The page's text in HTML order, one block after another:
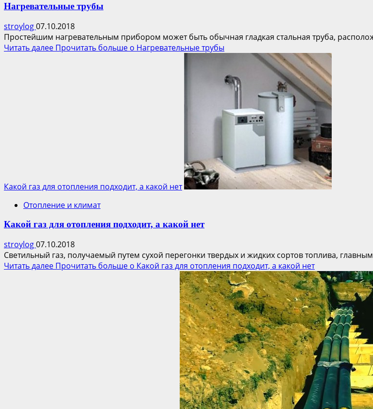
Нагревательные трубы
stroylog07.10.2018
Простейшим нагревательным прибором может быть обычная гладкая стальная труба,
Читать далее Прочитать больше о Нагревательные трубы
Какой газ для отопления подходит, а какой нет
Отопление и климат
Какой газ для отопления подходит, а какой нет
stroylog07.10.2018
Светильный газ, получаемый путем сухой перегонки твердых и жидких сортов топлива,
Читать далее Прочитать больше о Какой газ для отопления подходит, а какой нет